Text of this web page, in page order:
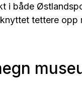
i både
tettere opp